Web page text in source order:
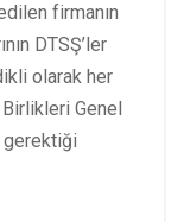
firmanın
DTSŞ’ler
olarak her
Birlikleri Genel